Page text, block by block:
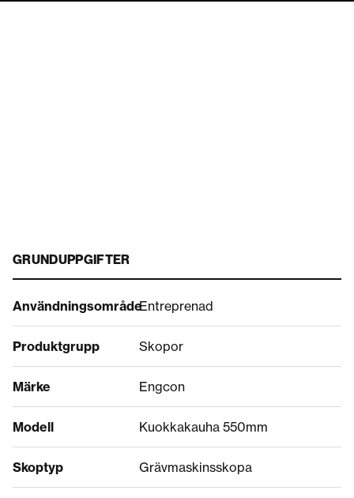
GRUNDUPPGIFTER
AnvändningsområdeEntreprenad
Produktgrupp Skopor
Märke Engcon
Modell Kuokkakauha 550mm
Skoptyp Grävmaskinsskopa